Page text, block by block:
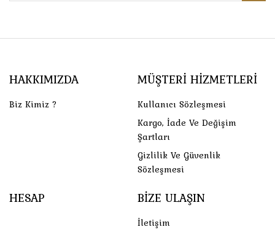
HAKKIMIZDA
Biz Kimiz ?
MÜŞTERI HIZMETLERI
Kullanıcı Sözleşmesi
Kargo, İade Ve Değişim
Şartları
Gizlilik Ve Güvenlik
Sözleşmesi
HESAP BIZE ULAŞIN
İletişim